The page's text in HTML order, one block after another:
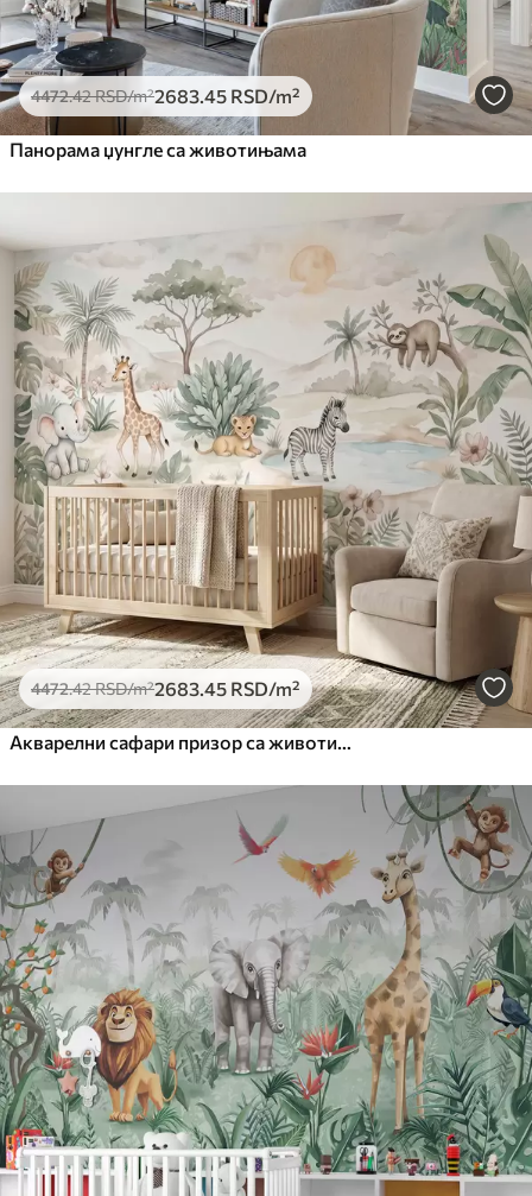
Peel and Stick
8166.674900.00RSD/m²
4472.42RSD/m²2683 .45 RSD/m²
Панорама џунгле са животињама
4472.42RSD/m²2683 .45 RSD/m²